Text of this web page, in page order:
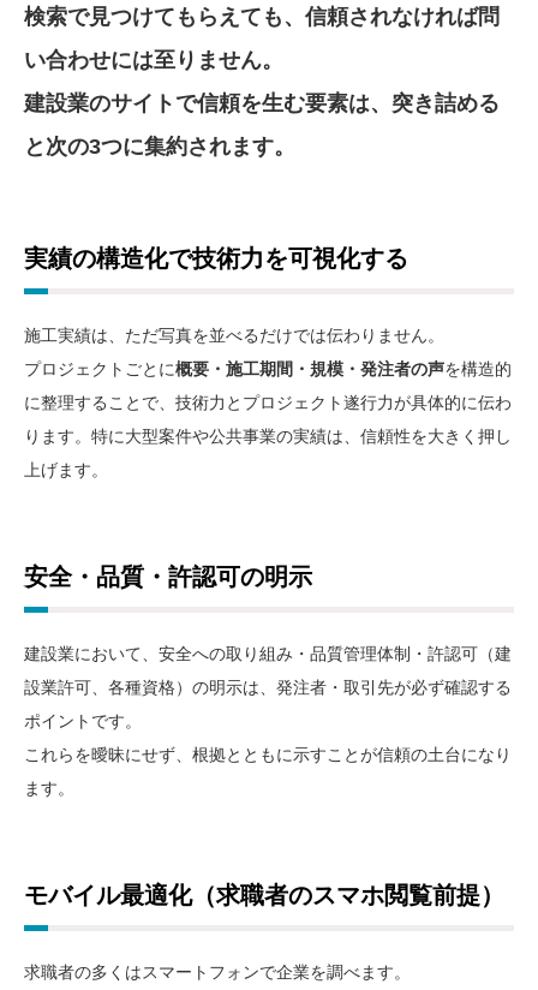
検索で見つけてもらえても、信頼されなければ問
い合わせには至りません。
建設業のサイトで信頼を生む要素は、突き詰める
と次の3つに集約されます。
実績の構造化で技術力を可視化する
施工実績は、ただ写真を並べるだけでは伝わりません。
プロジェクトごとに概要・施工期間・規模・発注者の声を構造的
に整理することで、技術力とプロジェクト遂行力が具体的に伝わ
ります。特に大型案件や公共事業の実績は、信頼性を大きく押し
上げます。
安全・品質・許認可の明示
建設業において、安全への取り組み・品質管理体制・許認可（建
設業許可、各種資格）の明示は、発注者・取引先が必ず確認する
ポイントです。
これらを曖昧にせず、根拠とともに示すことが信頼の土台になり
ます。
モバイル最適化（求職者のスマホ閲覧前提）
求職者の多くはスマートフォンで企業を調べます。